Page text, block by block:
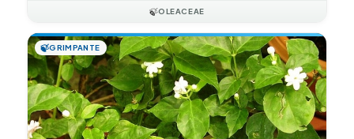
🍃OLEACEAE
🍃GRIMPANTE